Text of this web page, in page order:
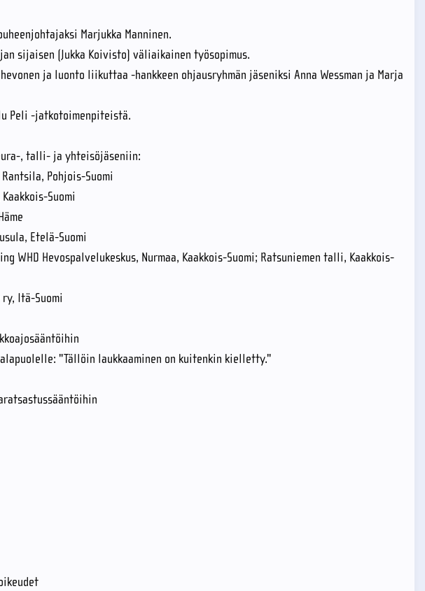
Marjukka Manninen.
sijaisen (Jukka Koivisto) väliaikainen työsopimus.
ja luonto liikuttaa -hankkeen ohjausryhmän jäseniksi Anna Wessman ja Marja
Peli -jatkotoimenpiteistä.
, talli- ja yhteisöjäseniin:
Pohjois-Suomi
Suomi
Etelä-Suomi
WHD Hevospalvelukeskus, Nurmaa, Kaakkois-Suomi; Ratsuniemen talli, Kaakkois-
Itä-Suomi
"Tällöin laukkaaminen on kuitenkin kielletty."